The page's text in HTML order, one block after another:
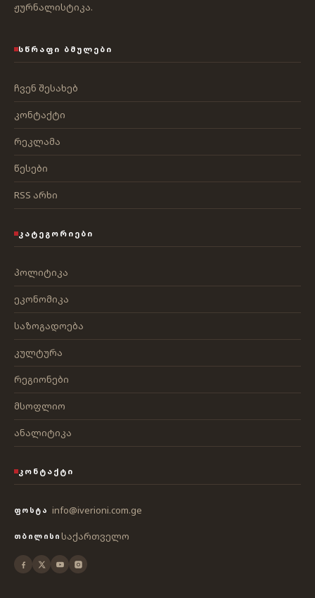
ჟურნალისტიკა.
ᲡᲬᲠᲐᲤᲘ ᲑᲛᲣᲚᲔᲑᲘ
ჩვენ შესახებ
კონტაქტი
რეკლამა
წესები
RSS არხი
ᲙᲐᲢᲔᲒᲝᲠᲘᲔᲑᲘ
პოლიტიკა
ეკონომიკა
საზოგადოება
კულტურა
რეგიონები
მსოფლიო
ანალიტიკა
ᲙᲝᲜᲢᲐᲥᲢᲘ
ᲤᲝᲡᲢᲐ info@iverioni.com.ge
ᲗᲑᲘᲚᲘᲡᲘ საქართველო